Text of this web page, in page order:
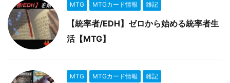
MTG MTGカード情報 雑記
【統率者/EDH】ゼロから始める統率者生
活【MTG】
MTG MTGカード情報 雑記